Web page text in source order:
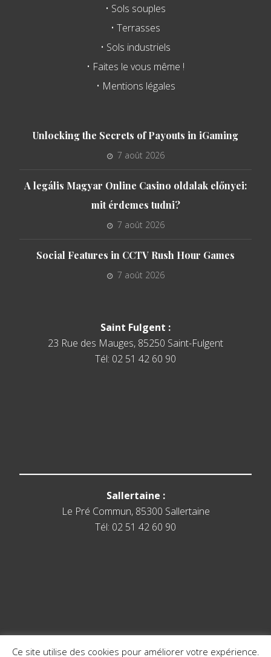
• Sols souples
• Terrasses
• Sols industriels
• Faites le vous même !
• Mentions légales
Unlocking the Secrets of Payouts in iGaming
7 août 2026
A legális Magyar Online Casino oldalak előnyei:
mit érdemes tudni?
7 août 2026
Social Features in CCTV Rush Hour Games
7 août 2026
Saint Fulgent :
23 Rue des Mauges, 85250 Saint-Fulgent
Tél: 02 51 42 60 90
Sallertaine :
Le Pré Commun, 85300 Sallertaine
Tél: 02 51 42 60 90
Ce site utilise des cookies pour améliorer votre expérience.